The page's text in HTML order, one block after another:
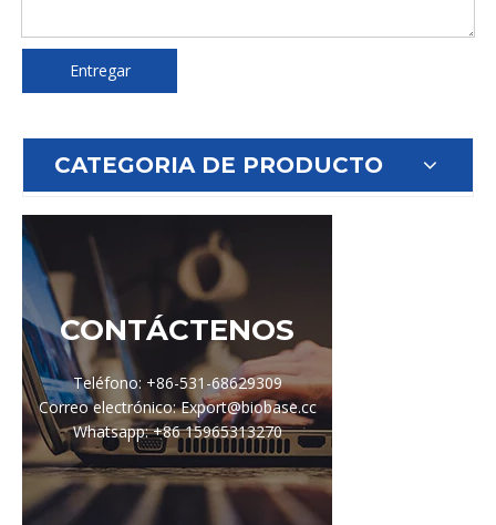
Entregar
CATEGORIA DE PRODUCTO
CONTÁCTENOS
Teléfono: +86-531-68629309
Correo electrónico: Export@biobase.cc
Whatsapp: +86 15965313270